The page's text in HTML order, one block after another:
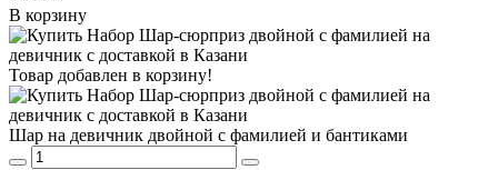
В корзину
Товар добавлен в корзину!
Шар на девичник двойной с фамилией и бантиками